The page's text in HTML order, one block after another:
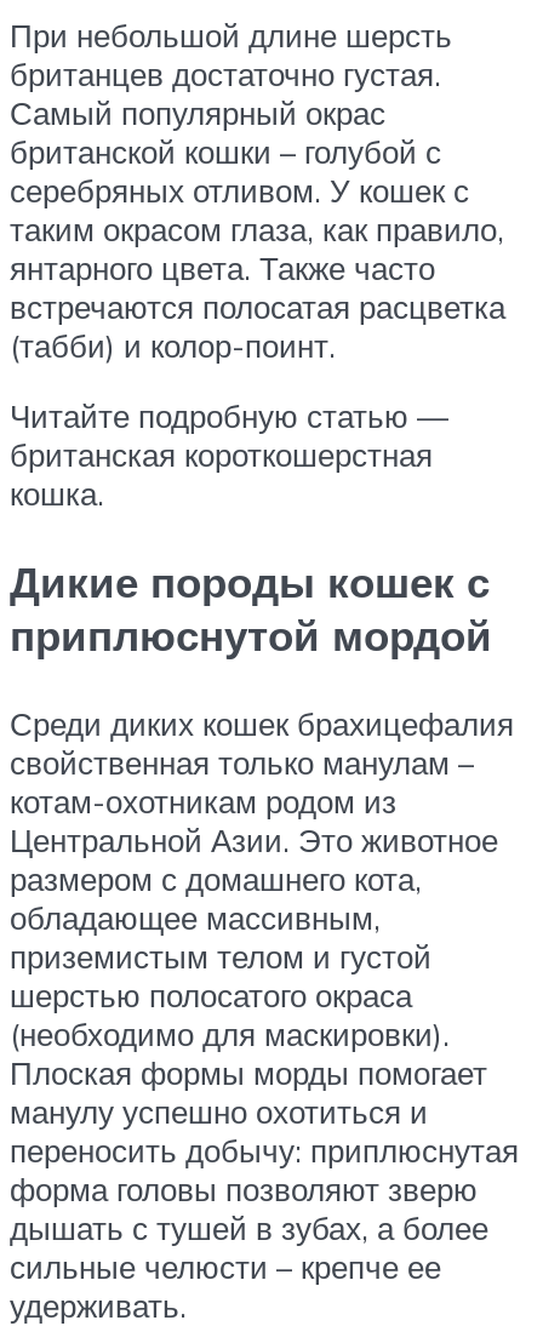
При небольшой длине шерсть
британцев достаточно густая.
Самый популярный окрас
британской кошки – голубой с
серебряных отливом. У кошек с
таким окрасом глаза, как правило,
янтарного цвета. Также часто
встречаются полосатая расцветка
(табби) и колор-поинт.
Читайте подробную статью —
британская короткошерстная
кошка.
Дикие породы кошек с
приплюснутой мордой
Среди диких кошек брахицефалия
свойственная только манулам –
котам-охотникам родом из
Центральной Азии. Это животное
размером с домашнего кота,
обладающее массивным,
приземистым телом и густой
шерстью полосатого окраса
(необходимо для маскировки).
Плоская формы морды помогает
манулу успешно охотиться и
переносить добычу: приплюснутая
форма головы позволяют зверю
дышать с тушей в зубах, а более
сильные челюсти – крепче ее
удерживать.